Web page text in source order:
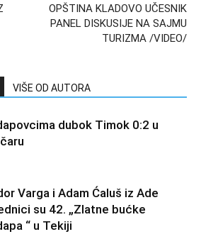
OPŠTINA KLADOVO UČESNIK
PANEL DISKUSIJE NA SAJMU
TURIZMA /VIDEO/
VIŠE OD AUTORA
dubok Timok 0:2 u
Varga i Adam Ćaluš iz Ade
su 42. „Zlatne bućke
“ u Tekiji